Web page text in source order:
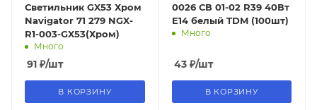
Светильник GX53 Хром
Navigator 71 279 NGX-
R1-003-GX53(Хром)
Много
91 ₽/шт
В КОРЗИНУ
0026 СВ 01-02 R39 40Вт
E14 белый TDM (100шт)
Много
43₽/шт
В КОРЗИНУ